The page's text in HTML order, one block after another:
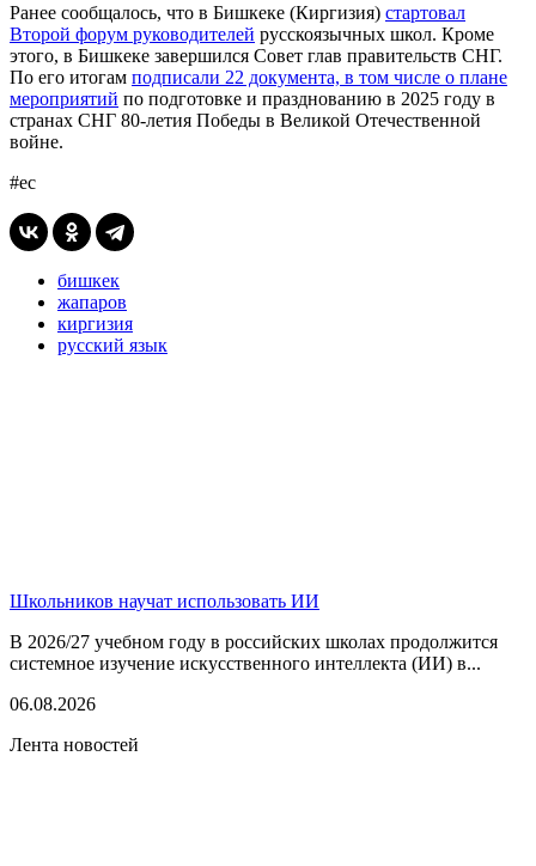
Ранее сообщалось, что в Бишкеке (Киргизия) стартовал
Второй форум руководителей русскоязычных школ. Кроме
этого, в Бишкеке завершился Совет глав правительств СНГ.
По его итогам подписали 22 документа, в том числе о плане
мероприятий по подготовке и празднованию в 2025 году в
странах СНГ 80-летия Победы в Великой Отечественной
войне.
#ес
бишкек
жапаров
киргизия
русский язык
Школьников научат использовать ИИ
В 2026/27 учебном году в российских школах продолжится
системное изучение искусственного интеллекта (ИИ) в...
06.08.2026
Лента новостей